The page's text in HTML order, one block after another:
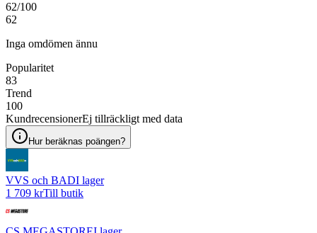
62/100
62
Inga omdömen ännu
Popularitet
83
Trend
100
KundrecensionerEj tillräckligt med data
Hur beräknas poängen?
VVS och BADI lager
1 709 krTill butik